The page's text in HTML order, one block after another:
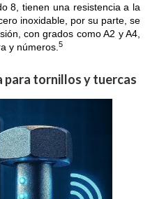
8, tienen una resistencia a la
inoxidable, por su parte, se
con grados como A2 y A4,
y números. 5
para tornillos y tuercas